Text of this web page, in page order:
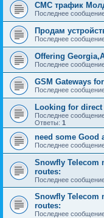
СМС трафик
Последнее
Продам
Последнее
Offering
Последнее
GSM Gateways
Последнее
Looking for direct
Последнее
Ответы: 1
need some Good
Последнее
Snowfly Telecom
routes:
Последнее
Snowfly Telecom
routes:
Последнее